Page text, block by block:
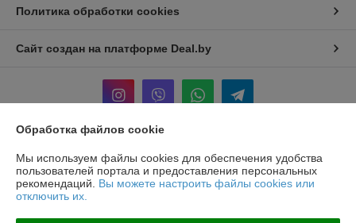
Политика обработки cookies
Сайт создан на платформе Deal.by
Информация для покупателя
Юридическое лицо:ООО «БЕЛПРОФИЛЬ ГРУПП»
220040, Г. МИНСК, ПЕР. 3-Й МОЖАЙСКОГО, Д. 11, ПОМ. 107, 220040
Регистрационный номер ЕГР: 193780303
Обработка файлов cookie
Мы используем файлы cookies для обеспечения удобства
пользователей портала и предоставления персональных
рекомендаций. Вы можете настроить файлы cookies или
отключить их.